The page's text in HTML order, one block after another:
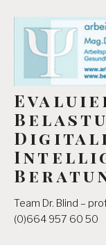
content
Team Dr. Blind –
(0)664 957 60 50